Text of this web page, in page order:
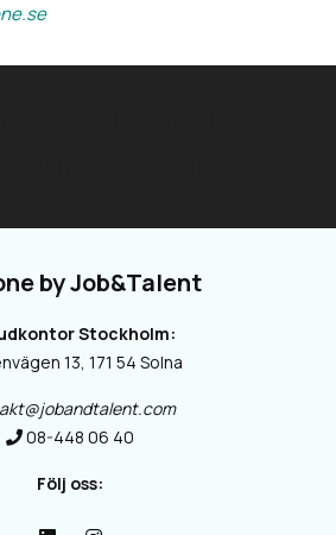
by Job&Talent
Stockholm:
13, 171 54 Solna
08-448 06 40
Följ oss: